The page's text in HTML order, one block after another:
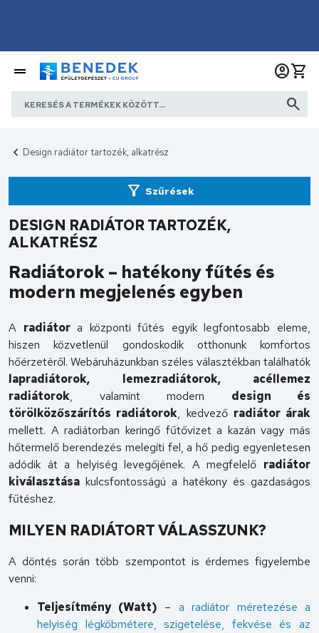
Design radiátor tartozék, alkatrész
DESIGN RADIÁTOR TARTOZÉK,
ALKATRÉSZ
Radiátorok – hatékony fűtés és
modern megjelenés egyben
A radiátora központi fűtés egyik legfontosabb eleme,
hiszen közvetlenül gondoskodik otthonunk komfortos
hőérzetéről. Webáruházunkban széles választékban találhatók
lapradiátorok, lemezradiátorok, acéllemez
radiátorok, valamint modern design és
törölközőszárítós radiátorok, kedvező radiátor árak
mellett. A radiátorban keringő fűtővizet a kazán vagy más
hőtermelő berendezés melegíti fel, a hő pedig egyenletesen
adódik át a helyiség levegőjének. A megfelelő radiátor
kiválasztása kulcsfontosságú a hatékony és gazdaságos
fűtéshez.
MILYEN RADIÁTORT VÁLASSZUNK?
A döntés során több szempontot is érdemes figyelembe
venni:
Teljesítmény (Watt) – a radiátor méretezése a
helyiség légköbmétere, szigetelése, fekvése és az
Szűrések